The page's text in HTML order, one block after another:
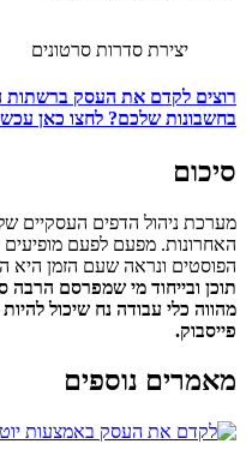
יצירת סדרות סרטונים
רוצים לקדם את העסק ברשתות
בחשבונות שלכם? לחצו כאן
סיכום
מערכת ניהול הדפים העסקיים
האחרונות. מפעם לפעם מופיעים
הפוסטים ונראה שעם הזמן היא
תוכן ובייחוד מי שמפרסם הרבה
מהווה כלי עבודה נח שיכול
פייסבוק.
מאמרים נוספים